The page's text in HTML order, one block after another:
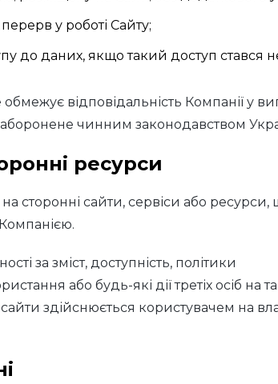
у роботі Сайту;
до даних, якщо такий доступ стався
відповідальність Компанії у
чинним законодавством
ресурси
сторонні сайти, сервіси або ресурси,
за зміст, доступність, політики
або будь-які дії третіх осіб на
здійснюється користувачем на